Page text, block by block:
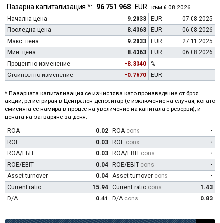
Пазарна капитализация *: 96 751 968 EUR към 6.08.2026
Начална цена
9.2033 EUR
07.08.2025
Последна цена
8.4363 EUR
06.08.2026
Макс. цена
9.2033 EUR
27.11.2025
Мин. цена
8.4363 EUR
06.08.2026
Процентно изменение
-8.3340 %
-
Стойностно изменение
-0.7670 EUR -
* Пазарната капитализация се изчислява като произведение от броя
акции, регистриран в Централен депозитар (с изключение на случая, когато
емисията се намира в процес на увеличение на капитала с резерви), и
цената на затваряне за деня.
ROA 0.02 ROA cons
-
ROE
0.03 ROE cons
-
ROA/EBIT
0.03 ROA/EBIT cons
-
ROE/EBIT
0.04 ROE/EBIT cons
-
Asset turnover
0.04 Asset turnover cons
-
Current ratio
15.94 Current ratio cons
1.43
D/A
0.41 D/A cons 0.83